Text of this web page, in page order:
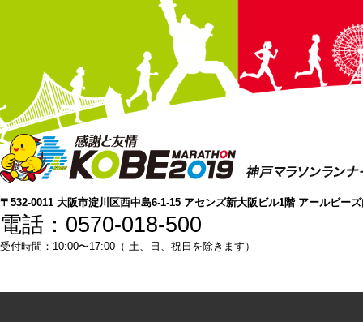
〒532-0011 大阪市淀川区西中島6-1-15 アセンズ新大阪ビル1階 アールビー
電話：0570-018-500
受付時間：10:00〜17:00（ 土、日、祝日を除きます）